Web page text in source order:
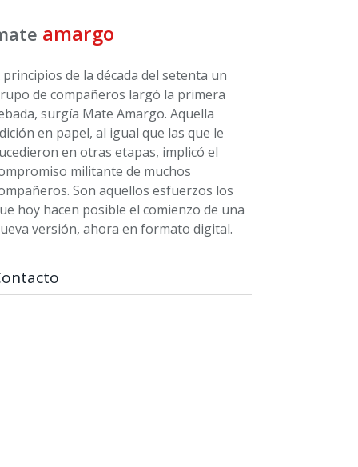
amargo
principios de la década del setenta un
de compañeros largó la primera
surgía Mate Amargo. Aquella
en papel, al igual que las que le
en otras etapas, implicó el
militante de muchos
Son aquellos esfuerzos los
hoy hacen posible el comienzo de una
versión, ahora en formato digital.